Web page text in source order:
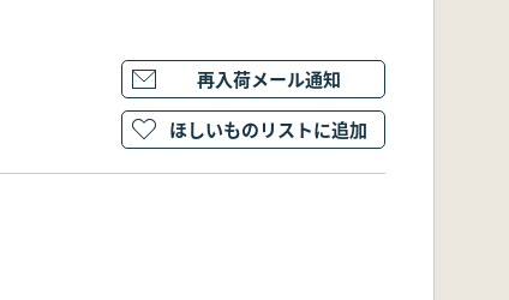
再入荷メール通知
ほしいものリストに追加